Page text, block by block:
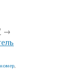
→
номер